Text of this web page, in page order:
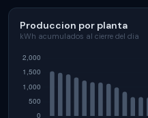
Produccion por planta
kWh acumulados al cierre del dia